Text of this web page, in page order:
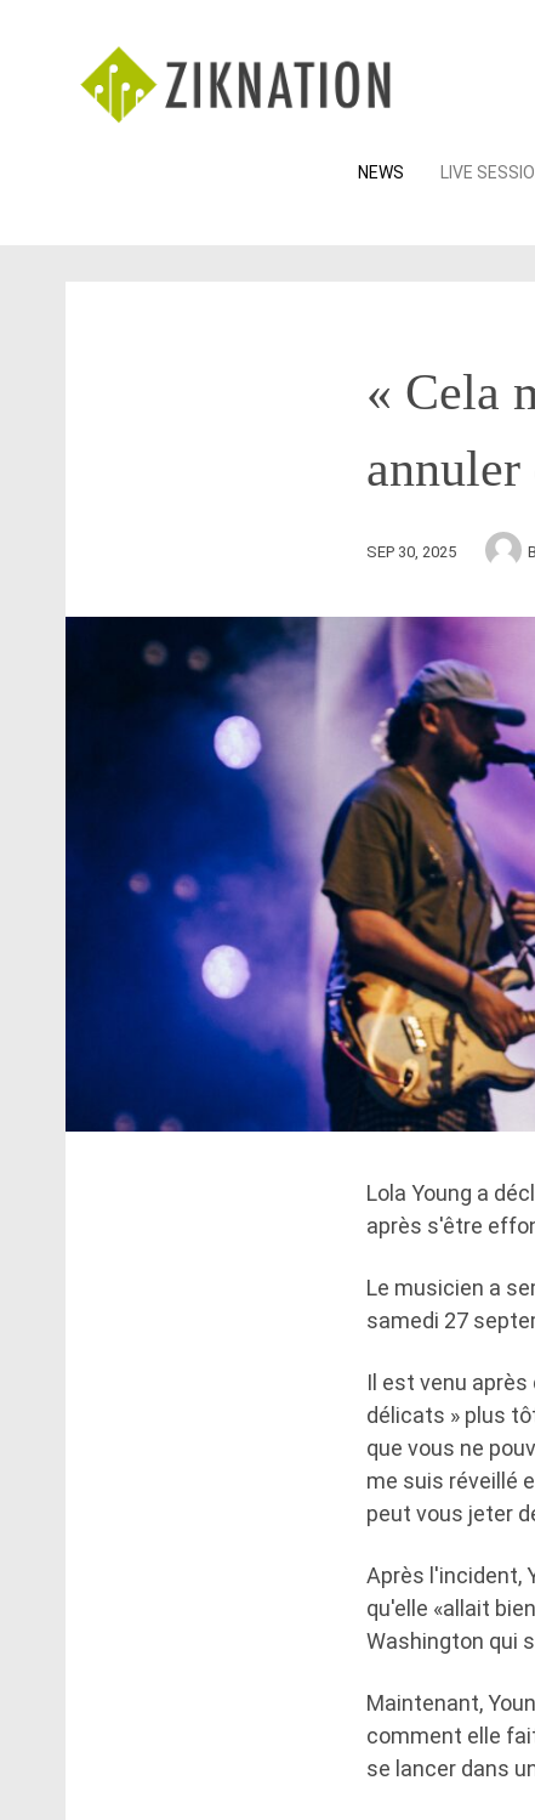
Skip
NEWS LIVE
« Cela
SEP 30, 2025
Lola Young a
après s'être
Le musicien a
samedi 27
Il est venu après
délicats » plus
que vous ne
me suis réveillé
peut vous jeter
Après l'incident,
qu'elle «allait
Washington qui
Maintenant,
comment elle
se lancer dans